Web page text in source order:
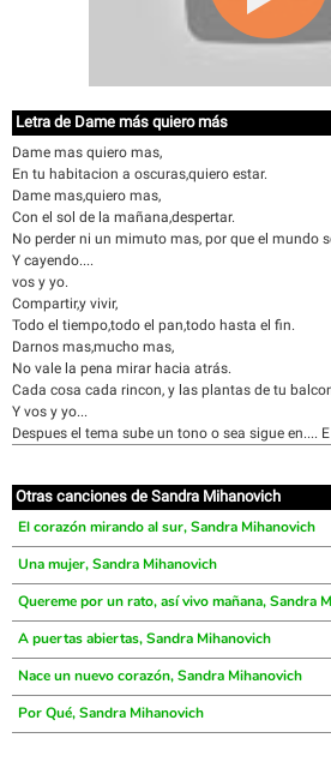
Letra de Dame más quiero más
Dame mas quiero mas,
En tu habitacion a oscuras,quiero estar.
Dame mas,quiero mas,
Con el sol de la mañana,despertar.
No perder ni un mimuto mas, por que el mundo
Y cayendo....
vos y yo.
Compartir,y vivir,
Todo el tiempo,todo el pan,todo hasta el fin.
Darnos mas,mucho mas,
No vale la pena mirar hacia atrás.
Cada cosa cada rincon, y las plantas de tu
Y vos y yo...
Despues el tema sube un tono o sea sigue en.... E
Otras canciones de Sandra Mihanovich
El corazón mirando al sur, Sandra Mihanovich
Una mujer, Sandra Mihanovich
Quereme por un rato, así vivo mañana, Sandra
A puertas abiertas, Sandra Mihanovich
Nace un nuevo corazón, Sandra Mihanovich
Por Qué, Sandra Mihanovich